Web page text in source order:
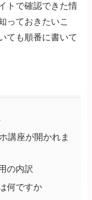
トで確認できた情
っておきたいこ
ても順番に書いて
講座が開かれま
の内訳
何ですか